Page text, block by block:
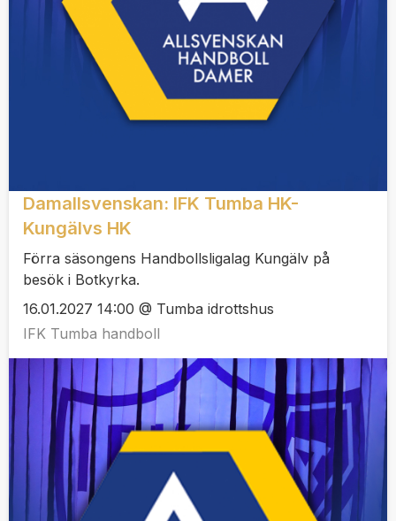
Damallsvenskan: IFK Tumba HK-
Kungälvs HK
Förra säsongens Handbollsligalag Kungälv på
besök i Botkyrka.
16.01.2027 14:00 @ Tumba idrottshus
IFK Tumba handboll